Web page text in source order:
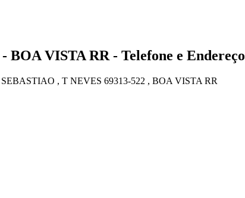
BOA VISTA RR - Telefone e Endereço
, T NEVES 69313-522 , BOA VISTA RR